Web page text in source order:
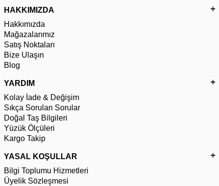
HAKKIMIZDA
Hakkımızda
Mağazalarımız
Satış Noktaları
Bize Ulaşın
Blog
YARDIM
Kolay İade & Değişim
Sıkça Sorulan Sorular
Doğal Taş Bilgileri
Yüzük Ölçüleri
Kargo Takip
YASAL KOŞULLAR
Bilgi Toplumu Hizmetleri
Üyelik Sözleşmesi